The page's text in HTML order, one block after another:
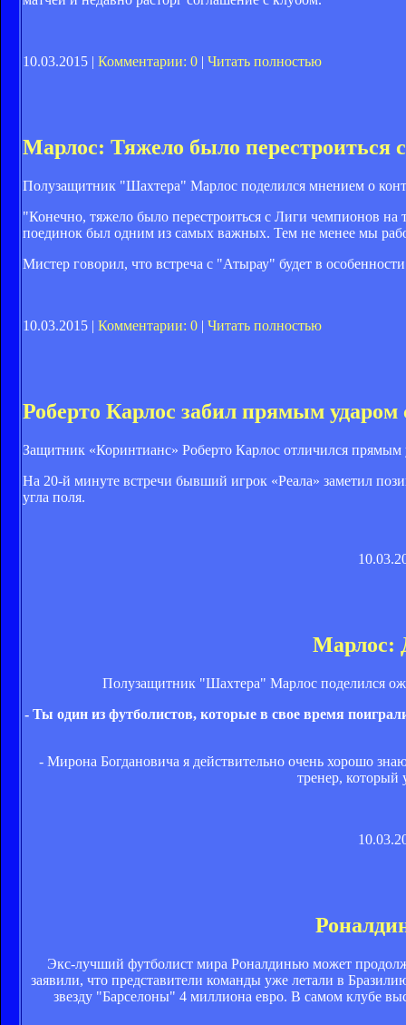
10.03.2015 | Комментарии: 0 | Читать полностью
Марлос: Тяжело было перестроиться
Полузащитник "Шахтера" Марлос поделился мнением о
"Конечно, тяжело было перестроиться с Лиги чемпионов
поединок был одним из самых важных. Тем не менее мы
Мистер говорил, что встреча с "Атырау" будет в
10.03.2015 | Комментарии: 0 | Читать полностью
Роберто Карлос забил прямым ударом
Защитник «Коринтианс» Роберто Карлос отличился прямым
На 20-й минуте встречи бывший игрок «Реала» заметил
угла поля.
Марлос:
Полузащитник "Шахтера" Марлос поделился
- Ты один из футболистов, которые в свое время
- Мирона Богдановича я действительно очень хорошо
тренер, который
Экс-лучший футболист мира Роналдинью может
заявили, что представители команды уже летали в
звезду "Барселоны" 4 миллиона евро. В самом клубе